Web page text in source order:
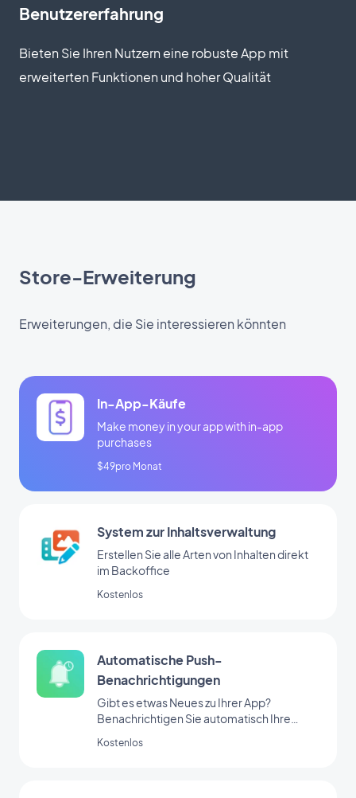
Benutzererfahrung
Bieten Sie Ihren Nutzern eine robuste App mit
erweiterten Funktionen und hoher Qualität
Store-Erweiterung
Erweiterungen, die Sie interessieren könnten
In-App-Käufe
Make money in your app with in-app
purchases
$49pro Monat
System zur Inhaltsverwaltung
Erstellen Sie alle Arten von Inhalten direkt
im Backoffice
Kostenlos
Automatische Push-
Benachrichtigungen
Gibt es etwas Neues zu Ihrer App?
Benachrichtigen Sie automatisch Ihre
Kostenlos